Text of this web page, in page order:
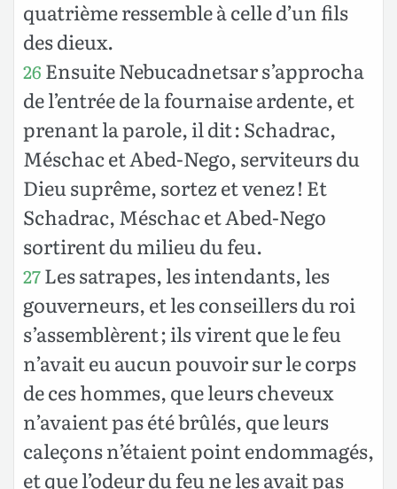
quatrième ressemble à celle d’un fils
des dieux.
26 Ensuite Nebucadnetsar s’approcha
de l’entrée de la fournaise ardente, et
prenant la parole, il dit : Schadrac,
Méschac et Abed-Nego, serviteurs du
Dieu suprême, sortez et venez ! Et
Schadrac, Méschac et Abed-Nego
sortirent du milieu du feu.
27Les satrapes, les intendants, les
gouverneurs, et les conseillers du roi
s’assemblèrent ; ils virent que le feu
n’avait eu aucun pouvoir sur le corps
de ces hommes, que leurs cheveux
n’avaient pas été brûlés, que leurs
caleçons n’étaient point endommagés,
et que l’odeur du feu ne les avait pas